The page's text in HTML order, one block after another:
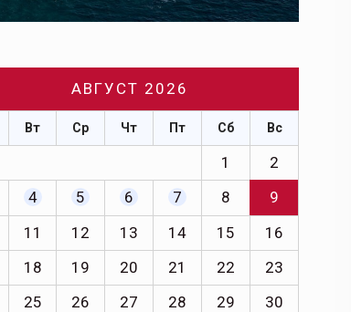
АВГУСТ 2026
Вт Ср Чт Пт Сб Вс
1
2
4 5 6 7 8
9
11 12 13 14 15
16
18 19 20 21 22
23
25 26 27 28 29
30